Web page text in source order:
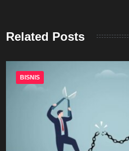
Related Posts
BISNIS